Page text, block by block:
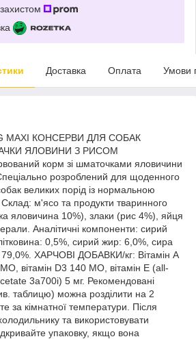
Доставка Оплата Умови
MAXI КОНСЕРВИ ДЛЯ СОБАК
ЯЛОВИНИ З РИСОМ
корм зі шматочками яловичини
розроблений для щоденного
великих порід із нормальною
м'ясо та продукти тваринного
яловичина 10%), злаки (рис 4%), яйця
Аналітичні компоненти: сирий
0,5%, сирий жир: 6,0%, сира
79,0%. ХАРЧОВІ ДОБАВКИ/кг: Вітамін A
вітамін D3 140 МО, вітамін Е (all-
3a700i) 5 мг. Рекомендовані
таблицю) можна розділити на 2
за кімнатної температури. Після
та використовувати
упаковку, якщо вона